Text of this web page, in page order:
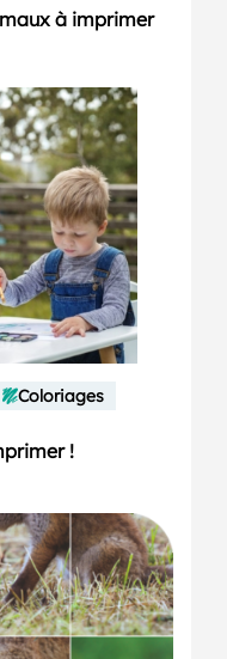
à imprimer
Coloriages
!